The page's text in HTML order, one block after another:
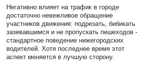
Негативно влияет на трафик в городе
достаточно невежливое обращение
участников движения: подрезать, бибикать
зазевавшимся и не пропускать пешеходов -
стандартное поведение нижегородских
водителей. Хотя последнее время этот
аспект меняется в лучшую сторону.